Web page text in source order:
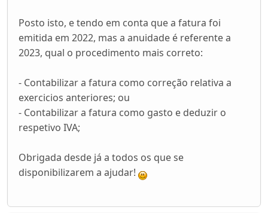
Posto isto, e tendo em conta que a fatura foi
emitida em 2022, mas a anuidade é referente a
2023, qual o procedimento mais correto:
- Contabilizar a fatura como correção relativa a
exercicios anteriores; ou
- Contabilizar a fatura como gasto e deduzir o
respetivo IVA;
Obrigada desde já a todos os que se
disponibilizarem a ajudar!